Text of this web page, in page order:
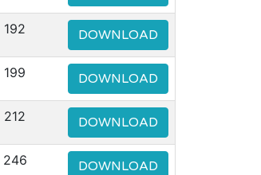
192 DOWNLOAD
199 DOWNLOAD
212 DOWNLOAD
246 DOWNLOAD